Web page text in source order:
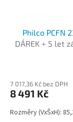
Philco PCFN
DÁREK + 5 let
7 017,36 Kč bez DPH
8 491 Kč
Rozměry (VxŠxH):